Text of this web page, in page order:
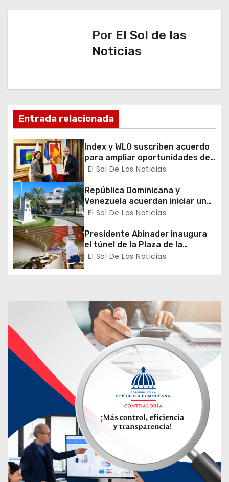
c
e
e
n
t
r
a
d
a
Por El Sol de las
Noticias
Entrada relacionada
Index y WLO suscriben acuerdo
para ampliar oportunidades de
formación de dominicanos en el
El Sol De Las Noticias
República Dominicana y
Venezuela acuerdan iniciar un
proceso de normalización
diplomáticas y consulares
El Sol De Las Noticias
Presidente Abinader inaugura
el túnel de la Plaza de la
Bandera que cambia la salida
hacia el Sur y redefine la
El Sol De Las Noticias